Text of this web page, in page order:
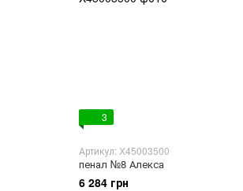
3
Артикул: X45003500
пенал №8 Алекса
6 284 грн